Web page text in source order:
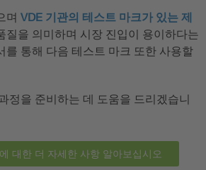
며 VDE 기관의 테스트 마크가 있는 제
질을 의미하며 시장 진입이 용이하다는
를 통해 다음 테스트 마크 또한 사용할
정을 준비하는 데 도움을 드리겠습니
대한 더 자세한 사항 알아보십시오